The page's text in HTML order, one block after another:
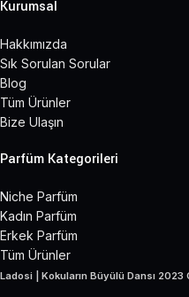
Kurumsal
Hakkımızda
Sık Sorulan Sorular
Blog
Tüm Ürünler
Bize Ulaşın
Parfüm Kategorileri
Niche Parfüm
Kadın Parfüm
Erkek Parfüm
Tüm Ürünler
Ladosi | Kokuların Büyülü Dansı 2023